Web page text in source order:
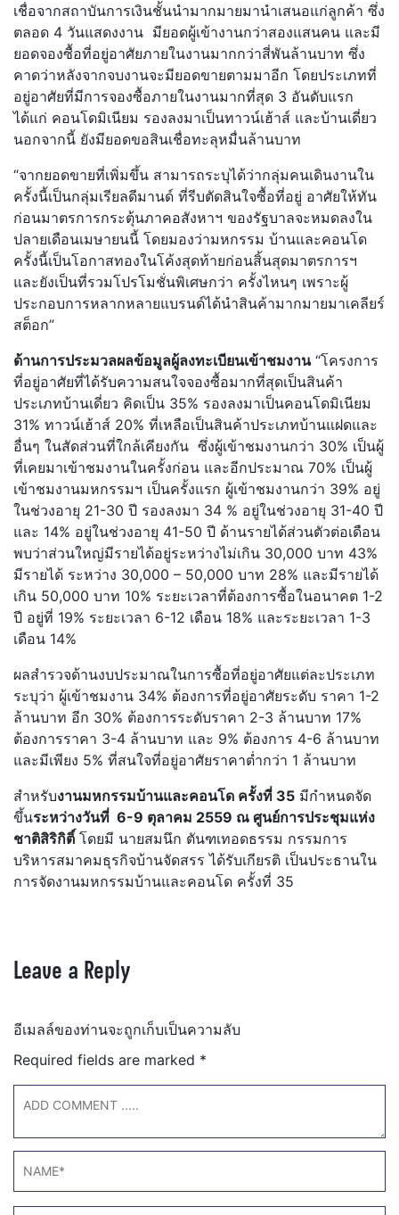
เชื่อจากสถาบันการเงินชั้นนำมากมายมานำเสนอแก่ลูกค้า ซึ่ง
ตลอด 4 วันแสดงงาน มียอดผู้เข้างานกว่าสองแสนคน และมี
ยอดจองซื้อที่อยู่อาศัยภายในงานมากกว่าสี่พันล้านบาท ซึ่ง
คาดว่าหลังจากจบงานจะมียอดขายตามมาอีก โดยประเภทที่
อยู่อาศัยที่มีการจองซื้อภายในงานมากที่สุด 3 อันดับแรก
ได้แก่ คอนโดมิเนียม รองลงมาเป็นทาวน์เฮ้าส์ และบ้านเดี่ยว
นอกจากนี้ ยังมียอดขอสินเชื่อทะลุหมื่นล้านบาท
“จากยอดขายที่เพิ่มขึ้น สามารถระบุได้ว่ากลุ่มคนเดินงานใน
ครั้งนี้เป็นกลุ่มเรียลดีมานด์ ที่รีบตัดสินใจซื้อที่อยู่ อาศัยให้ทัน
ก่อนมาตรการกระตุ้นภาคอสังหาฯ ของรัฐบาลจะหมดลงใน
ปลายเดือนเมษายนนี้ โดยมองว่ามหกรรม บ้านและคอนโด
ครั้งนี้เป็นโอกาสทองในโค้งสุดท้ายก่อนสิ้นสุดมาตรการฯ
และยังเป็นที่รวมโปรโมชั่นพิเศษกว่า ครั้งไหนๆ เพราะผู้
ประกอบการหลากหลายแบรนด์ได้นำสินค้ามากมายมาเคลียร์
สต็อก”
ด้านการประมวลผลข้อมูลผู้ลงทะเบียนเข้าชมงาน“โครงการ
ที่อยู่อาศัยที่ได้รับความสนใจจองซื้อมากที่สุดเป็นสินค้า
ประเภทบ้านเดี่ยว คิดเป็น 35% รองลงมาเป็นคอนโดมิเนียม
31% ทาวน์เฮ้าส์ 20% ที่เหลือเป็นสินค้าประเภทบ้านแฝดและ
อื่นๆ ในสัดส่วนที่ใกล้เคียงกัน ซึ่งผู้เข้าชมงานกว่า 30% เป็นผู้
ที่เคยมาเข้าชมงานในครั้งก่อน และอีกประมาณ 70% เป็นผู้
เข้าชมงานมหกรรมฯ เป็นครั้งแรก ผู้เข้าชมงานกว่า 39% อยู่
ในช่วงอายุ 21-30 ปี รองลงมา 34 % อยู่ในช่วงอายุ 31-40 ปี
และ 14% อยู่ในช่วงอายุ 41-50 ปี ด้านรายได้ส่วนตัวต่อเดือน
พบว่าส่วนใหญ่มีรายได้อยู่ระหว่างไม่เกิน 30,000 บาท 43%
มีรายได้ ระหว่าง 30,000 – 50,000 บาท 28% และมีรายได้
เกิน 50,000 บาท 10% ระยะเวลาที่ต้องการซื้อในอนาคต 1-2
ปี อยู่ที่ 19% ระยะเวลา 6-12 เดือน 18% และระยะเวลา 1-3
เดือน 14%
ผลสำรวจด้านงบประมาณในการซื้อที่อยู่อาศัยแต่ละประเภท
ระบุว่า ผู้เข้าชมงาน 34% ต้องการที่อยู่อาศัยระดับ ราคา 1-2
ล้านบาท อีก 30% ต้องการระดับราคา 2-3 ล้านบาท 17%
ต้องการราคา 3-4 ล้านบาท และ 9% ต้องการ 4-6 ล้านบาท
และมีเพียง 5% ที่สนใจที่อยู่อาศัยราคาต่ำกว่า 1 ล้านบาท
สำหรับงานมหกรรมบ้านและคอนโด ครั้งที่ 35 มีกำหนดจัด
ขึ้นระหว่างวันที่ 6-9 ตุลาคม 2559 ณ ศูนย์การประชุมแห่ง
ชาติสิริกิติ์ โดยมี นายสมนึก ตันฑเทอดธรรม กรรมการ
บริหารสมาคมธุรกิจบ้านจัดสรร ได้รับเกียรติ เป็นประธานใน
การจัดงานมหกรรมบ้านและคอนโด ครั้งที่ 35
Leave a Reply
อีเมลล์ของท่านจะถูกเก็บเป็นความลับ
Required fields are marked *